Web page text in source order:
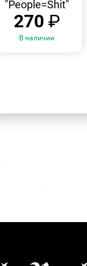
"People=Shit"
270 ₽
В наличии